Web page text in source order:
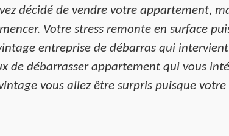
décidé de vendre votre appartement,
Votre stress remonte en surface
entreprise de débarras qui
de débarrasser appartement qui vous
vous allez être surpris puisque